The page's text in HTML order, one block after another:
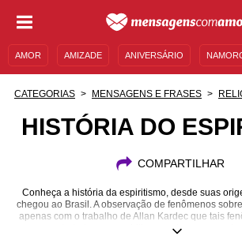
AMOR AMIZADE ANIVERSÁRIO
UNIVERSO FEMININO
CATEGORIAS MENSAGENS E FRASES
HISTÓRIA DO
COMPARTILHAR
Conheça a história da espiritismo, desde suas
chegou ao Brasil. A observação de fenômenos
apenas com o trabalho de Allan Kardec que tais
ser estudados e o espiritismo se tornou uma